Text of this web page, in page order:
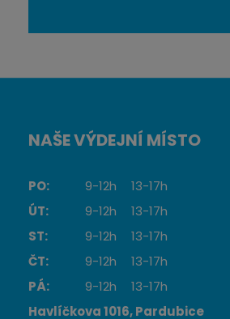
NAŠE VÝDEJNÍ MÍSTO
PO: 9-12h
13-17h
ÚT:
9-12h
13-17h
ST:
9-12h
13-17h
ČT:
9-12h
13-17h
PÁ:
9-12h
13-17h
Havlíčkova 1016, Pardubice